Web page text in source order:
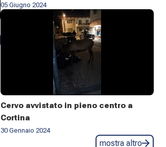
05 Giugno 2024
Cervo avvistato in pieno centro a
Cortina
30 Gennaio 2024
mostra altro